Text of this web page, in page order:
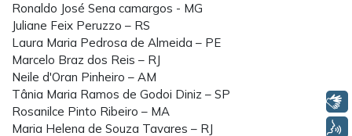
Ronaldo José Sena camargos - MG
Juliane Feix Peruzzo – RS
Laura Maria Pedrosa de Almeida – PE
Marcelo Braz dos Reis – RJ
Neile d'Oran Pinheiro – AM
Tânia Maria Ramos de Godoi Diniz – SP
Rosanilce Pinto Ribeiro – MA
Maria Helena de Souza Tavares – RJ